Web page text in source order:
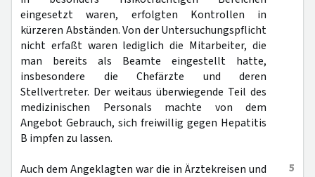
eingesetzt waren, erfolgten Kontrollen in
kürzeren Abständen. Von der Untersuchungspflicht
nicht erfaßt waren lediglich die Mitarbeiter, die
man bereits als Beamte eingestellt hatte,
insbesondere die Chefärzte und deren
Stellvertreter. Der weitaus überwiegende Teil des
medizinischen Personals machte von dem
Angebot Gebrauch, sich freiwillig gegen Hepatitis
B impfen zu lassen.
5
Auch dem Angeklagten war die in Ärztekreisen und